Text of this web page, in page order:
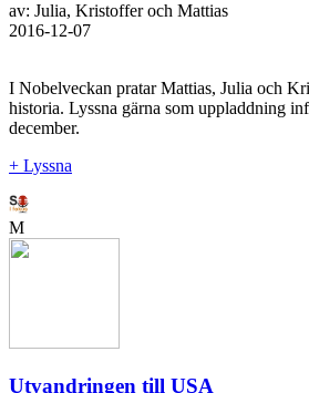
av: Julia, Kristoffer och Mattias
2016-12-07
I Nobelveckan pratar Mattias, Julia och
historia. Lyssna gärna som uppladdning
december.
+ Lyssna
M
Utvandringen till USA